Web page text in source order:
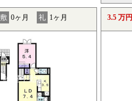
敷 0ヶ月 礼 1ヶ月 3.5 万円